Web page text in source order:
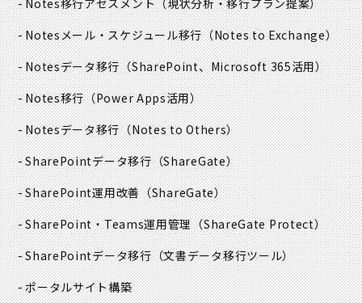
Notes移行アセスメント（現状分析・移行プラン提案）
Notesメール・スケジュール移行（Notes to Exchange）
Notesデータ移行（SharePoint、Microsoft 365活用）
Notes移行（Power Apps活用）
Notesデータ移行（Notes to Others）
SharePointデータ移行（ShareGate）
SharePoint運用改善（ShareGate）
SharePoint・Teams運用管理（ShareGate Protect）
SharePointデータ移行（文書データ移行ツール）
ポータルサイト構築